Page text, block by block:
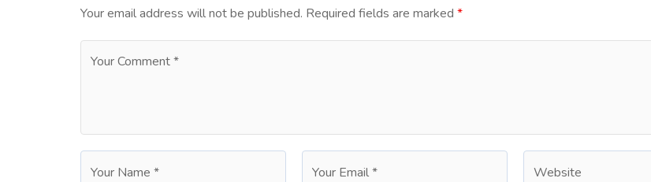
Your email address will not be published. Required fields are marked *